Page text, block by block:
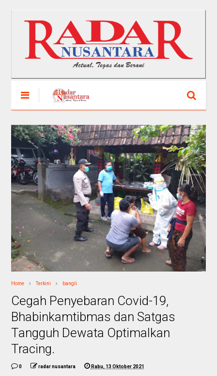
Home Terkini bangli
Cegah Penyebaran Covid-19,
Bhabinkamtibmas dan Satgas
Tangguh Dewata Optimalkan
Tracing.
0 radar nusantara Rabu, 13 Oktober 2021